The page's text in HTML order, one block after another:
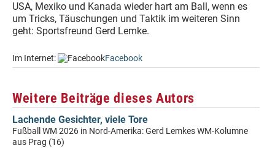
USA, Mexiko und Kanada wieder hart am Ball, wenn es
um Tricks, Täuschungen und Taktik im weiteren Sinn
geht: Sportsfreund Gerd Lemke.
Im Internet: Facebook
Weitere Beiträge dieses Autors
Lachende Gesichter, viele Tore
Fußball WM 2026 in Nord-Amerika: Gerd Lemkes WM-Kolumne
aus Prag (16)